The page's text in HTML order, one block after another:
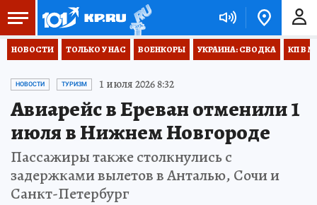
НОВОСТИ ТОЛЬКО У НАС ВОЕНКОРЫ УКРАИНА: СВОДКА КП В
НОВОСТИ ТУРИЗМ 1 июля 2026 8:32
Авиарейс в Ереван отменили 1
июля в Нижнем Новгороде
Пассажиры также столкнулись с
задержками вылетов в Анталью, Сочи и
Санкт-Петербург